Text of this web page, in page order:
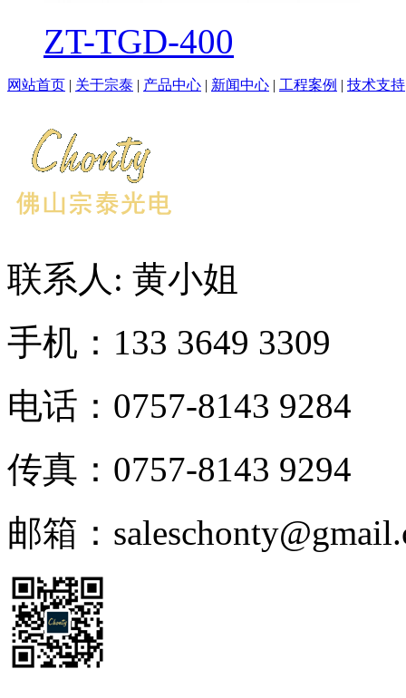
ZT-TGD-400
网站首页 | 关于宗泰 | 产品中心 | 新闻中心 | 工程案例 | 技术支持
联系人: 黄小姐
手机：133 3649 3309
电话：0757-8143 9284
传真：0757-8143 9294
邮箱：